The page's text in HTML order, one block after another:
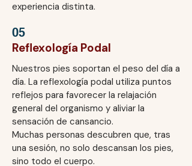
experiencia distinta.
05
Reflexología Podal
Nuestros pies soportan el peso del día a
día. La reflexología podal utiliza puntos
reflejos para favorecer la relajación
general del organismo y aliviar la
sensación de cansancio.
Muchas personas descubren que, tras
una sesión, no solo descansan los pies,
sino todo el cuerpo.